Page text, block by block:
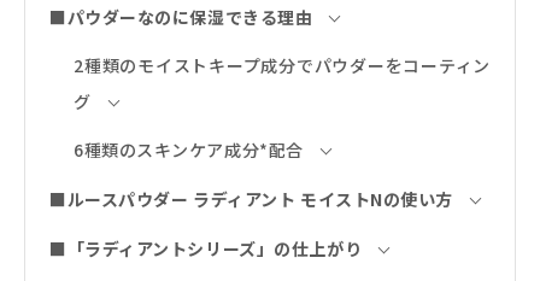
■パウダーなのに保湿できる理由
2種類のモイストキープ成分でパウダーをコーティン
グ
6種類のスキンケア成分*配合
■ルースパウダー ラディアント モイストNの使い方
■「ラディアントシリーズ」の仕上がり